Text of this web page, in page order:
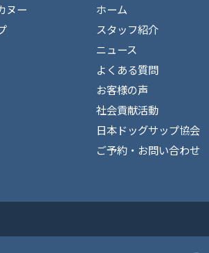
ヌー
ホーム
スタッフ紹介
ニュース
よくある質問
お客様の声
社会貢献活動
日本ドッグサップ協会
ご予約・お問い合わせ